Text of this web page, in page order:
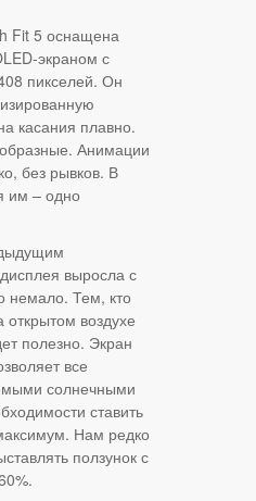
Fit 5 оснащена
экраном с
пикселей. Он
касания плавно.
Анимации
без рывков. В
им – одно
выросла с
немало. Тем, кто
открытом воздухе
полезно. Экран
все
солнечными
ставить
Нам редко
ползунок с